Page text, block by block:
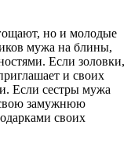
но и молодые
мужа на блины,
Если золовки,
и своих
Если сестры мужа
свою замужнюю
своих